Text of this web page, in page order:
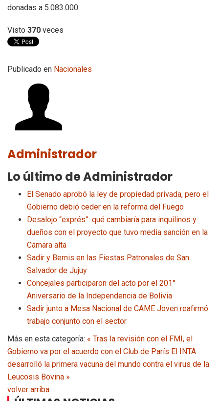
donadas a 5.083.000.
Visto 370 veces
Publicado en Nacionales
Administrador
Lo último de Administrador
El Senado aprobó la ley de propiedad privada, pero el
Gobierno debió ceder en la reforma del Fuego
Desalojo “exprés”: qué cambiaría para inquilinos y
dueños con el proyecto que tuvo media sanción en la
Cámara alta
Sadir y Bernis en las Fiestas Patronales de San
Salvador de Jujuy
Concejales participaron del acto por el 201°
Aniversario de la Independencia de Bolivia
Sadir junto a Mesa Nacional de CAME Joven reafirmó
trabajo conjunto con el sector
Más en esta categoría: « Tras la revisión con el FMI, el
Gobierno va por el acuerdo con el Club de París El INTA
desarrolló la primera vacuna del mundo contra el virus de la
Leucosis Bovina »
volver arriba